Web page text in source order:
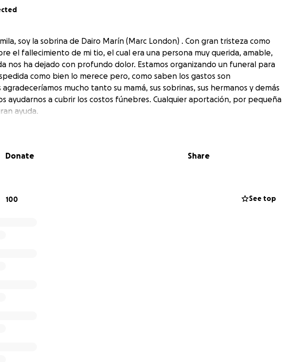
soy la sobrina de Dairo Marín (Marc London) . Con gran tristeza como
el fallecimiento de mi tio, el cual era una persona muy querida, amable,
nos ha dejado con profundo dolor. Estamos organizando un funeral para
como bien lo merece pero, como saben los gastos son
agradeceríamos mucho tanto su mamá, sus sobrinas, sus hermanos y demás
ayudarnos a cubrir los costos fúnebres. Cualquier aportación, por pequeña
ayuda.
Donate Share
100 See top